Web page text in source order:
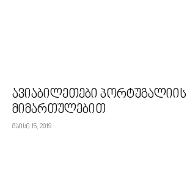
ავიაბილეთები პორტუგალიის
მიმართულებით
მაისი 15, 2019